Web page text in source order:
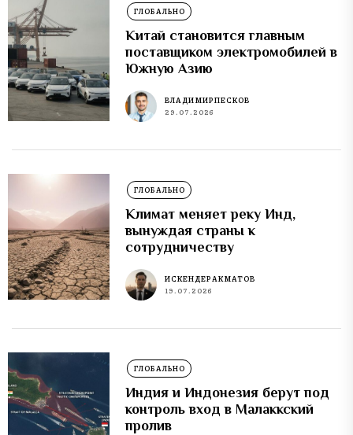
ГЛОБАЛЬНО
Китай становится главным
поставщиком электромобилей в
Южную Азию
ВЛАДИМИР ПЕСКОВ
29.07.2026
ГЛОБАЛЬНО
Климат меняет реку Инд,
вынуждая страны к
сотрудничеству
ИСКЕНДЕР АКМАТОВ
19.07.2026
ГЛОБАЛЬНО
Индия и Индонезия берут под
контроль вход в Малаккский
пролив